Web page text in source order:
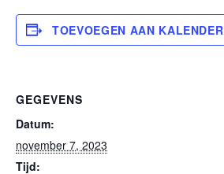
TOEVOEGEN AAN KALENDER
GEGEVENS
Datum:
november 7, 2023
Tijd: